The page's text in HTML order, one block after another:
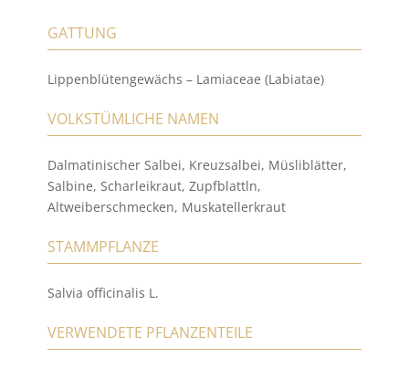
GATTUNG
Lippenblütengewächs – Lamiaceae (Labiatae)
VOLKSTÜMLICHE NAMEN
Dalmatinischer Salbei, Kreuzsalbei, Müsliblätter,
Salbine, Scharleikraut, Zupfblattln,
Altweiberschmecken, Muskatellerkraut
STAMMPFLANZE
Salvia officinalis L.
VERWENDETE PFLANZENTEILE